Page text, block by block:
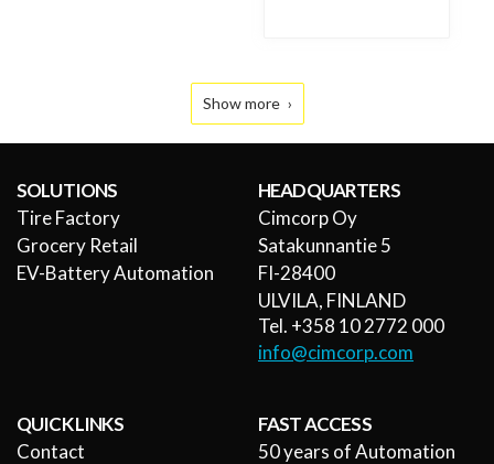
Show more
SOLUTIONS
Tire Factory
Grocery Retail
EV-Battery Automation
HEADQUARTERS
Cimcorp Oy
Satakunnantie 5
FI-28400
ULVILA, FINLAND
Tel. +358 10 2772 000
info@cimcorp.com
QUICK LINKS
Contact
FAST ACCESS
50 years of Automation